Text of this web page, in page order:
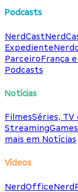
Podcasts
NerdCast
Expediente
ParceiroFrança
Podcasts
Notícias
FilmesSéries, TV
StreamingGames
mais em Notícias
Vídeos
NerdOffice